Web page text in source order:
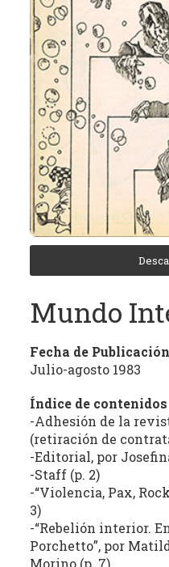
Archivo
Revistas
Culturales
Córdoba
tiene
como
objetivo
central
recuperación,
domiciliación
estudio
crítico
publicaciones
periódicas
provincia
(con
Mundo
Fecha de Publicación
Julio-agosto 1983
Índice de contenidos
-Adhesión de la
(retiración de
-Editorial, por
-Staff (p. 2)
-“Violencia, Pax,
3)
-“Rebelión interior.
Porchetto”, por
Morino (p. 7)